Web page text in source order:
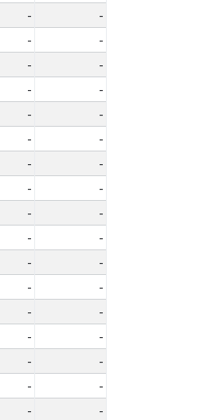
-
-
-
-
-
-
-
-
-
-
-
-
-
-
-
-
-
-
-
-
-
-
-
-
-
-
-
-
-
-
-
-
-
-